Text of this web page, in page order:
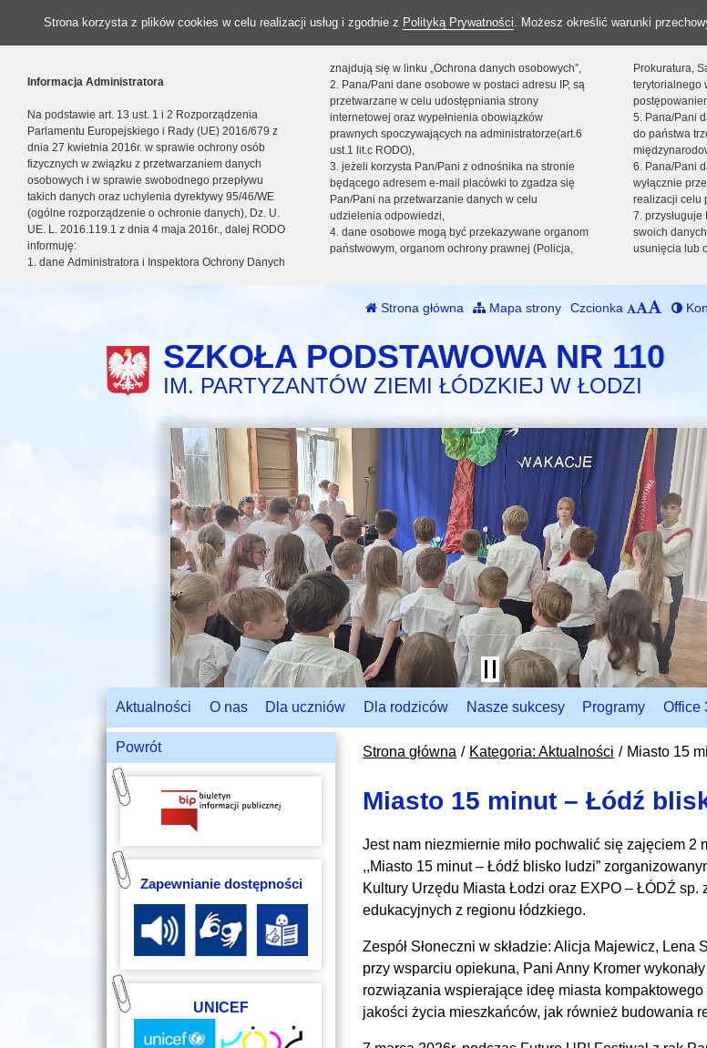
Strona korzysta z plików cookies w celu realizacji usług i zgodnie z Polityką Prywatności. Możesz określić warunki
Informacja Administratora
Na podstawie art. 13 ust. 1 i 2 Rozporządzenia
Parlamentu Europejskiego i Rady (UE) 2016/679 z
dnia 27 kwietnia 2016r. w sprawie ochrony osób
fizycznych w związku z przetwarzaniem danych
osobowych i w sprawie swobodnego przepływu
takich danych oraz uchylenia dyrektywy 95/46/WE
(ogólne rozporządzenie o ochronie danych), Dz. U.
UE. L. 2016.119.1 z dnia 4 maja 2016r., dalej RODO
informuję:
1. dane Administratora i Inspektora Ochrony Danych
znajdują się w linku „Ochrona danych osobowych”,
2. Pana/Pani dane osobowe w postaci adresu IP, są
przetwarzane w celu udostępniania strony
internetowej oraz wypełnienia obowiązków
prawnych spoczywających na administratorze(art.6
ust.1 lit.c RODO),
3. jeżeli korzysta Pan/Pani z odnośnika na stronie
będącego adresem e-mail placówki to zgadza się
Pan/Pani na przetwarzanie danych w celu
udzielenia odpowiedzi,
4. dane osobowe mogą być przekazywane organom
państwowym, organom ochrony prawnej (Policja,
Prokuratura,
terytorialnego
5. Pana/Pani
do państwa
6. Pana/Pani
wyłącznie
realizacji celu
7.
swoich
usunięcia lub
Strona główna Mapa strony Czcionka
SZKOŁA PODSTAWOWA NR 110
IM. PARTYZANTÓW ZIEMI ŁÓDZKIEJ W ŁODZI
Aktualności O nas Dla uczniów Dla rodziców Nasze sukcesy Programy Office
Strona główna Kategoria: Aktualności Miasto 15
Miasto 15 minut – Łódź
Jest nam niezmiernie miło pochwalić się zajęciem 2
,,Miasto 15 minut – Łódź blisko ludzi”
Kultury Urzędu Miasta Łodzi oraz EXPO – ŁÓDŹ sp.
edukacyjnych z regionu łódzkiego.
Zespół Słoneczni w składzie: Alicja Majewicz,
przy wsparciu opiekuna, Pani Anny Kromer
rozwiązania wspierające ideę miasta
jakości życia mieszkańców, jak również budowania
Powrót
Zapewnianie dostępności
UNICEF